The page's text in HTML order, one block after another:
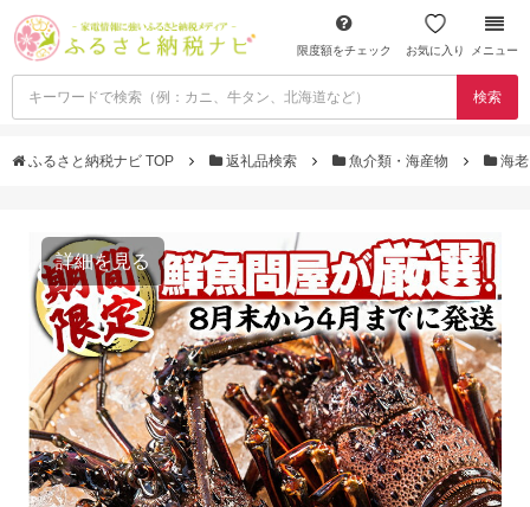
限度額をチェック お気に入り メニュー
検索
ふるさと納税ナビ TOP 返礼品検索 魚介類・海産物 海
詳細を見る